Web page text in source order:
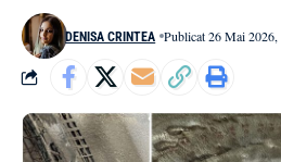
DENISA CRINTEA Publicat 26 Mai 2026,